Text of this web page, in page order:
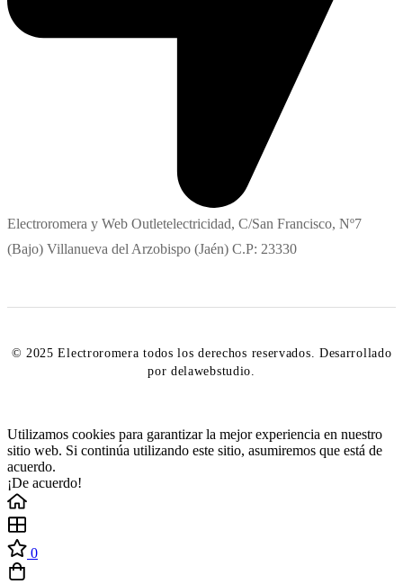
Electroromera y Web Outletelectricidad, C/San Francisco, Nº7
(Bajo) Villanueva del Arzobispo (Jaén) C.P: 23330
© 2025 Electroromera todos los derechos reservados. Desarrollado
por delawebstudio.
Utilizamos cookies para garantizar la mejor experiencia en nuestro
sitio web. Si continúa utilizando este sitio, asumiremos que está de
acuerdo.
¡De acuerdo!
0